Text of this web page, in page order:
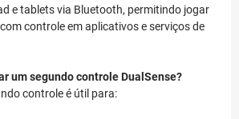
e tablets via Bluetooth, permitindo jogar
controle em aplicativos e serviços de
um segundo controle DualSense?
controle é útil para: